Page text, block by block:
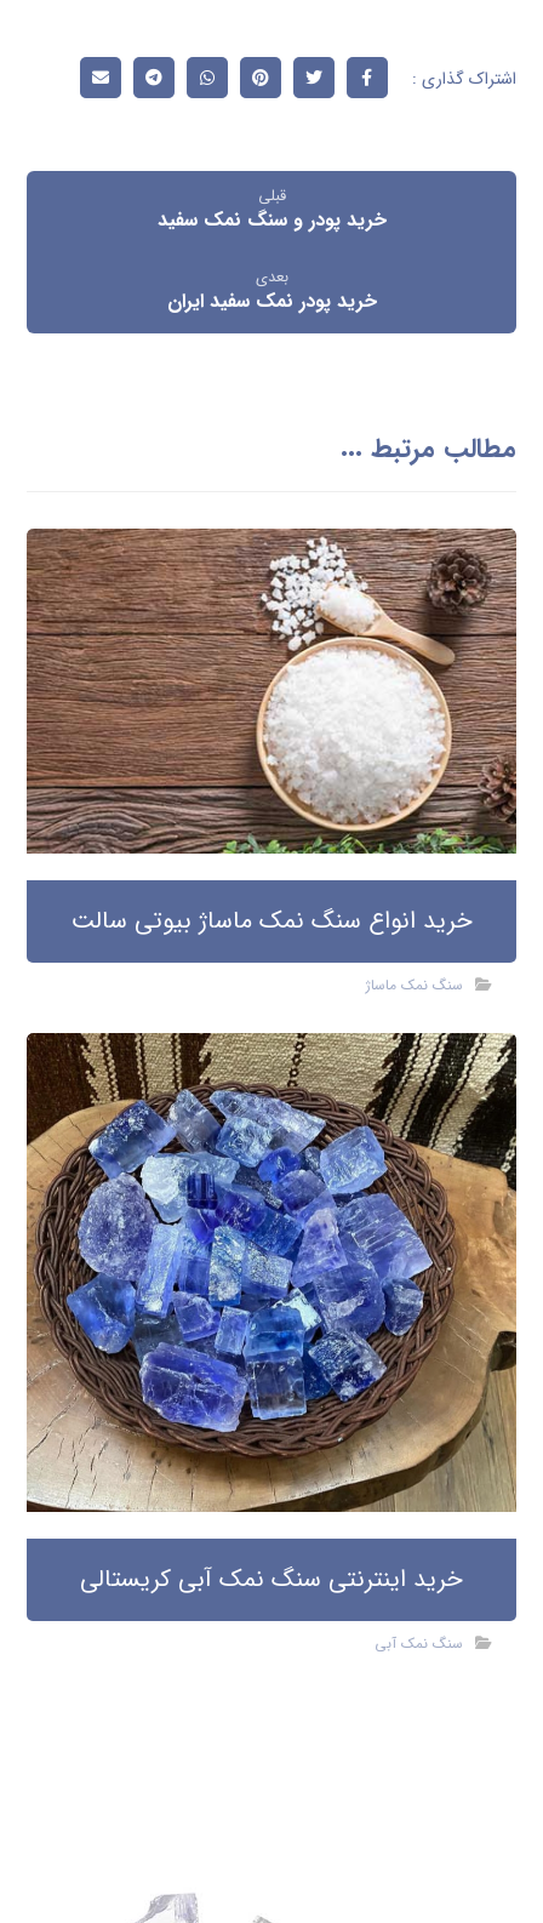
قبلی
خرید پودر و سنگ نمک سفید
بعدی
خرید پودر نمک سفید ایران
مطالب مرتبط ...
خرید انواع سنگ نمک ماساژ بیوتی سالت
سنگ نمک ماساژ
خرید اینترنتی سنگ نمک آبی کریستالی
سنگ نمک آبی